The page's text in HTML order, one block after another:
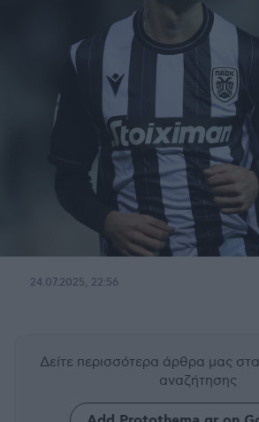
24.07.2025, 22:56
Δείτε περισσότερα άρθρα μας
αναζήτησης